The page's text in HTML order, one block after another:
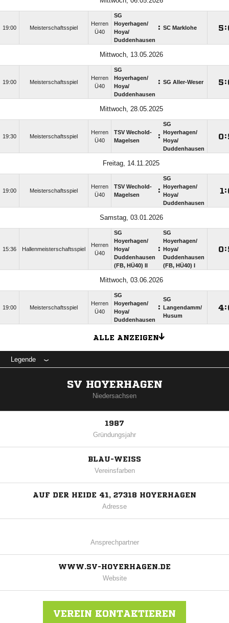
19:00 Meisterschaftsspiel
Herren
Ü40
SG
Hoyerhagen/​
Hoya/​
Duddenhausen
: SC Marklohe :
Mittwoch, 13.05.2026
19:00 Meisterschaftsspiel
Herren
Ü40
SG
Hoyerhagen/​
Hoya/​
Duddenhausen
: SG Aller-Weser :
Mittwoch, 28.05.2025
19:30 Meisterschaftsspiel
Herren
Ü40
TSV Wechold-
Magelsen
:
SG
Hoyerhagen/​
Hoya/​
Duddenhausen
:
Freitag, 14.11.2025
19:00 Meisterschaftsspiel
Herren
Ü40
TSV Wechold-
Magelsen
:
SG
Hoyerhagen/​
Hoya/​
Duddenhausen
:
Samstag, 03.01.2026
15:36 Hallenmeisterschaftsspiel
Herren
Ü40
SG
Hoyerhagen/​
Hoya/​
Duddenhausen
(FB, HÜ40) II
:
SG
Hoyerhagen/​
Hoya/​
Duddenhausen
(FB, HÜ40) I
:
Mittwoch, 03.06.2026
19:00 Meisterschaftsspiel
Herren
Ü40
SG
Hoyerhagen/​
Hoya/​
Duddenhausen
:
SG
Langendamm/​
Husum
:
ALLE ANZEIGEN
Legende
SV HOYERHAGEN
Niedersachsen
1987
Gründungsjahr
BLAU-WEISS
Vereinsfarben
AUF DER HEIDE 41, 27318 HOYERHAGEN
Adresse
Ansprechpartner
WWW.SV-HOYERHAGEN.DE
Website
VEREIN KONTAKTIEREN